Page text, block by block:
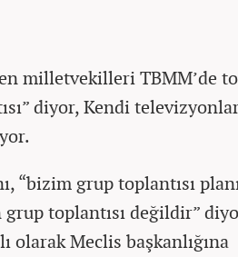
milletvekilleri TBMM’de
diyor, Kendi
“bizim grup toplantısı
toplantısı değildir”
olarak Meclis başkanlığına